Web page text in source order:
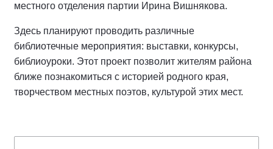
местного отделения партии Ирина Вишнякова.
Здесь планируют проводить различные
библиотечные мероприятия: выставки, конкурсы,
библиоуроки. Этот проект позволит жителям района
ближе познакомиться с историей родного края,
творчеством местных поэтов, культурой этих мест.